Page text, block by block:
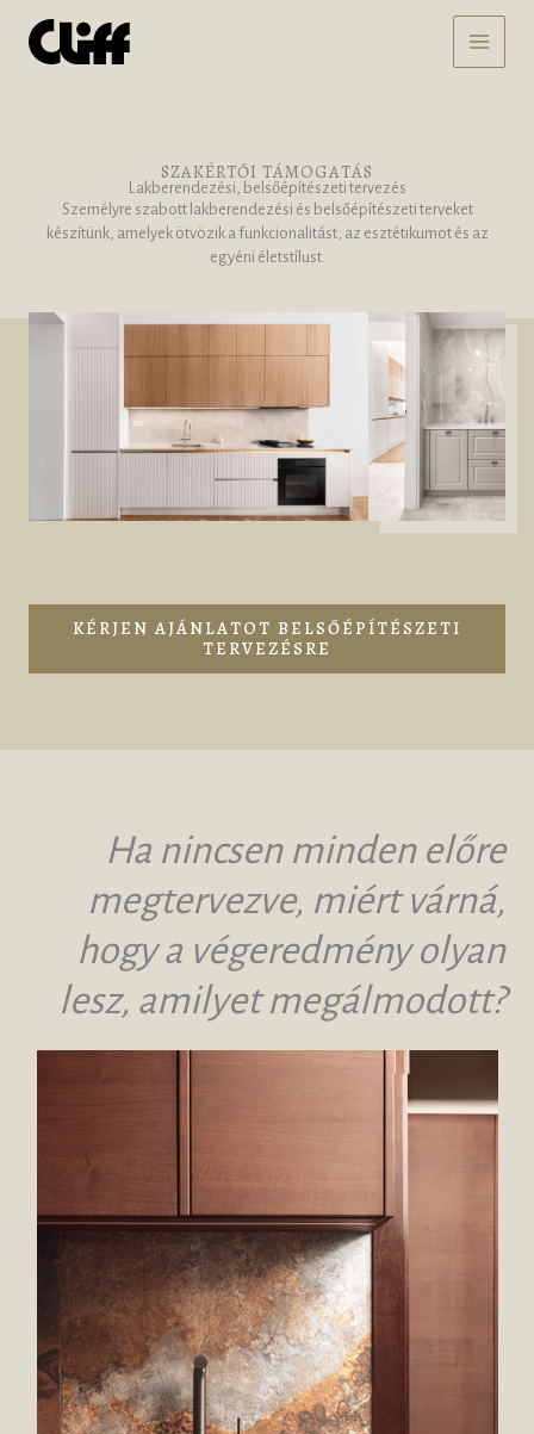
content
SZAKÉRTŐI TÁMOGATÁS
Lakberendezési, belsőépítészeti tervezés
Személyre szabott lakberendezési és belsőépítészeti terveket
készítünk, amelyek ötvözik a funkcionalitást, az esztétikumot és az
egyéni életstílust.
KÉRJEN AJÁNLATOT BELSŐÉPÍTÉSZETI
TERVEZÉSRE
Ha nincsen minden előre
megtervezve, miért várná,
hogy a végeredmény olyan
lesz, amilyet megálmodott?